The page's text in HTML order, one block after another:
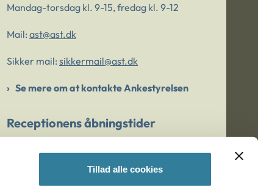
Tillad alle cookies
Mandag-torsdag kl. 9-15, fredag kl. 9-12
Mail: ast@ast.dk
Sikker mail: sikkermail@ast.dk
Se mere om at kontakte Ankestyrelsen
Receptionens åbningstider